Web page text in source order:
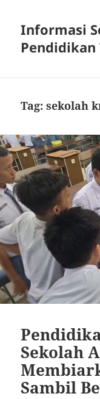
Informasi
Pendidikan
Tag:sekolah
Sekolah
Sambil